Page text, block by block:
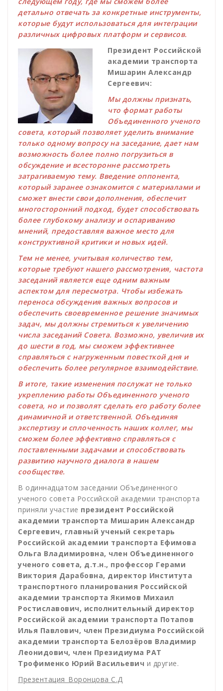
детально отвечать за конкретные инструменты,
которые будут использоваться для интеграции
различных цифровых платформ и сервисов.
Президент Российской
академии транспорта
Мишарин Александр
Сергеевич:
Мы должны признать,
что формат работы
Объединенного ученого
совета, который позволяет уделить внимание
только одному вопросу на заседание, дает нам
возможность более полно погрузиться в
обсуждение и всесторонне рассмотреть
затрагиваемую тему. Введение оппонента,
который заранее ознакомится с материалами и
сможет внести свои дополнения, обеспечит
многосторонний подход, будет способствовать
более глубокому анализу и оспариванию
мнений, предоставляя важное место для
конструктивной критики и новых идей.
Тем не менее, учитывая количество тем,
которые требуют нашего рассмотрения, частота
заседаний является еще одним важным
аспектом для пересмотра. Чтобы избежать
переноса обсуждения важных вопросов и
обеспечить своевременное решение значимых
задач, мы должны стремиться к увеличению
числа заседаний Совета. Возможно, увеличив их
до шести в год, мы сможем эффективнее
справляться с нагруженным повесткой дня и
обеспечить более регулярное взаимодействие.
В итоге, такие изменения послужат не только
укреплению работы Объединенного ученого
совета, но и позволят сделать его работу более
динамичной и ответственной. Объединяя
экспертизу и сплоченность наших коллег, мы
сможем более эффективно справляться с
поставленными задачами и способствовать
развитию научного диалога в нашем
сообществе.
В одиннадцатом заседании Объединенного
ученого совета Российской академии транспорта
приняли участие президент Российской
академии транспорта Мишарин Александр
Сергеевич, главный ученый секретарь
Российской академии транспорта Ефимова
Ольга Владимировна, член Объединенного
ученого совета, д.т.н., профессор Герами
Виктория Дарабовна, директор Института
транспортного планирования Российской
академии транспорта Якимов Михаил
Ростиславович, исполнительный директор
Российской академии транспорта Потапов
Илья Павлович, член Президиума Российской
академии транспорта Белозёров Владимир
Леонидович, член Президиума РАТ
Трофименко Юрий Васильевич и другие.
Презентация_Воронцова С.Д